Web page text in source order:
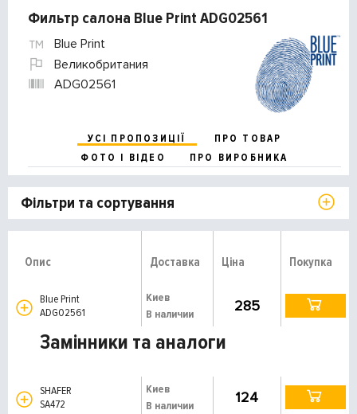
Фильтр салона Blue Print ADG02561
Blue Print
Великобритания
ADG02561
УСІ ПРОПОЗИЦІЇ
ПРО ТОВАР
ФОТО І ВІДЕО
ПРО ВИРОБНИКА
Фільтри та сортування
Опис Доставка Ціна Покупка
Blue Print
ADG02561
Киев
В наличии
285
Замінники та аналоги
SHAFER
SA472
Киев
В наличии
124